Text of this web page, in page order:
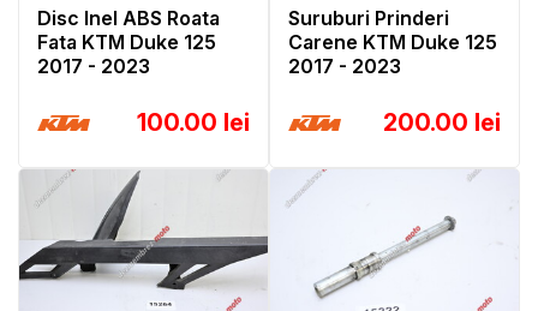
Disc Inel ABS Roata
Fata KTM Duke 125
2017 - 2023
100.00 lei
Suruburi Prinderi
Carene KTM Duke 125
2017 - 2023
200.00 lei